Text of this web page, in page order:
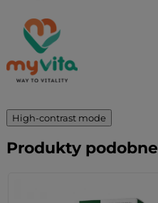
High-contrast mode
Produkty podobne